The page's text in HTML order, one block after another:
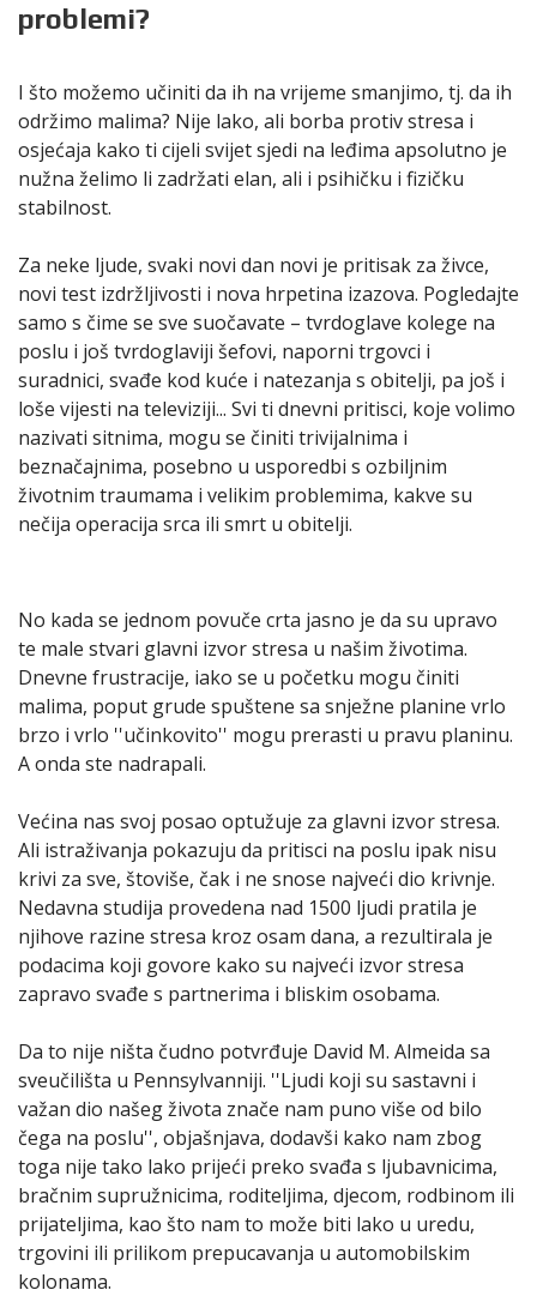
problemi?
I što možemo učiniti da ih na vrijeme smanjimo, tj. da ih
održimo malima? Nije lako, ali borba protiv stresa i
osjećaja kako ti cijeli svijet sjedi na leđima apsolutno je
nužna želimo li zadržati elan, ali i psihičku i fizičku
stabilnost.
Za neke ljude, svaki novi dan novi je pritisak za živce,
novi test izdržljivosti i nova hrpetina izazova. Pogledajte
samo s čime se sve suočavate – tvrdoglave kolege na
poslu i još tvrdoglaviji šefovi, naporni trgovci i
suradnici, svađe kod kuće i natezanja s obitelji, pa još i
loše vijesti na televiziji... Svi ti dnevni pritisci, koje volimo
nazivati sitnima, mogu se činiti trivijalnima i
beznačajnima, posebno u usporedbi s ozbiljnim
životnim traumama i velikim problemima, kakve su
nečija operacija srca ili smrt u obitelji.
No kada se jednom povuče crta jasno je da su upravo
te male stvari glavni izvor stresa u našim životima.
Dnevne frustracije, iako se u početku mogu činiti
malima, poput grude spuštene sa snježne planine vrlo
brzo i vrlo ''učinkovito'' mogu prerasti u pravu planinu.
A onda ste nadrapali.
Većina nas svoj posao optužuje za glavni izvor stresa.
Ali istraživanja pokazuju da pritisci na poslu ipak nisu
krivi za sve, štoviše, čak i ne snose najveći dio krivnje.
Nedavna studija provedena nad 1500 ljudi pratila je
njihove razine stresa kroz osam dana, a rezultirala je
podacima koji govore kako su najveći izvor stresa
zapravo svađe s partnerima i bliskim osobama.
Da to nije ništa čudno potvrđuje David M. Almeida sa
sveučilišta u Pennsylvanniji. ''Ljudi koji su sastavni i
važan dio našeg života znače nam puno više od bilo
čega na poslu'', objašnjava, dodavši kako nam zbog
toga nije tako lako prijeći preko svađa s ljubavnicima,
bračnim supružnicima, roditeljima, djecom, rodbinom ili
prijateljima, kao što nam to može biti lako u uredu,
trgovini ili prilikom prepucavanja u automobilskim
kolonama.